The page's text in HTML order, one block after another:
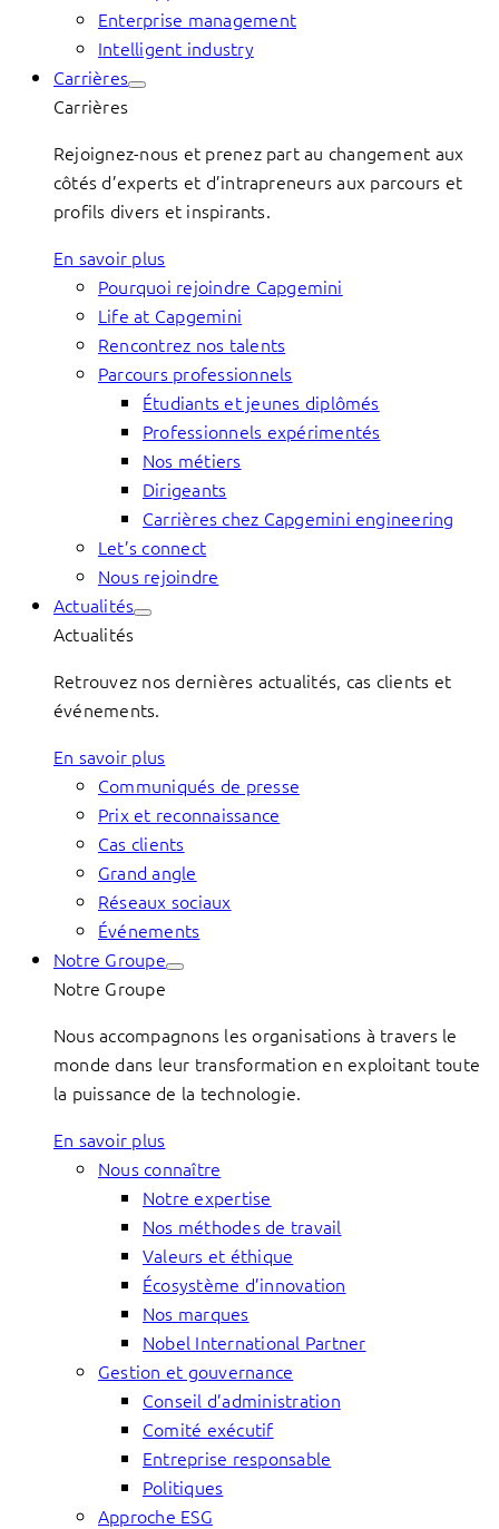
Enterprise management
Intelligent industry
Carrières
Carrières
Rejoignez-nous et prenez part au changement aux
côtés d’experts et d’intrapreneurs aux parcours et
profils divers et inspirants.
En savoir plus
Pourquoi rejoindre Capgemini
Life at Capgemini
Rencontrez nos talents
Parcours professionnels
Étudiants et jeunes diplômés
Professionnels expérimentés
Nos métiers
Dirigeants
Carrières chez Capgemini engineering
Let’s connect
Nous rejoindre
Actualités
Actualités
Retrouvez nos dernières actualités, cas clients et
événements.
En savoir plus
Communiqués de presse
Prix et reconnaissance
Cas clients
Grand angle
Réseaux sociaux
Événements
Notre Groupe
Notre Groupe
Nous accompagnons les organisations à travers le
monde dans leur transformation en exploitant toute
la puissance de la technologie.
En savoir plus
Nous connaître
Notre expertise
Nos méthodes de travail
Valeurs et éthique
Écosystème d’innovation
Nos marques
Nobel International Partner
Gestion et gouvernance
Conseil d’administration
Comité exécutif
Entreprise responsable
Politiques
Approche ESG